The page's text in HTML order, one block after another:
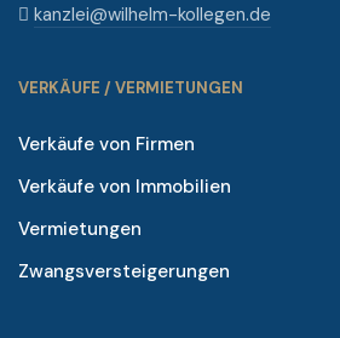
kanzlei@wilhelm-kollegen.de
VERKÄUFE / VERMIETUNGEN
Verkäufe von Firmen
Verkäufe von Immobilien
Vermietungen
Zwangsversteigerungen